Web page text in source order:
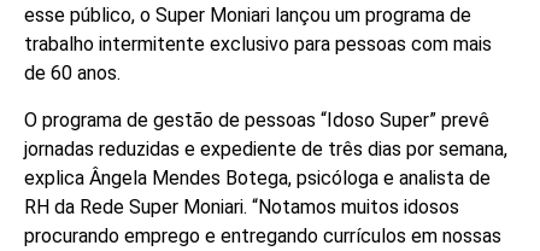
esse público, o Super Moniari lançou um programa de
trabalho intermitente exclusivo para pessoas com mais
de 60 anos.
O programa de gestão de pessoas “Idoso Super” prevê
jornadas reduzidas e expediente de três dias por semana,
explica Ângela Mendes Botega, psicóloga e analista de
RH da Rede Super Moniari. “Notamos muitos idosos
procurando emprego e entregando currículos em nossas